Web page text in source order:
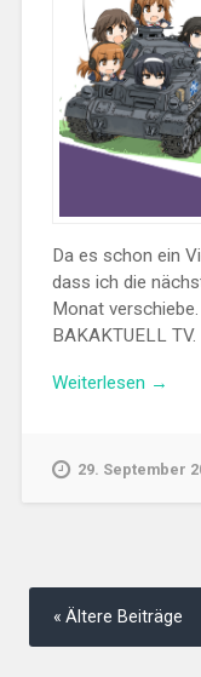
Da es schon ein
dass ich die
Monat
BAKAKTUELL TV.
Weiterlesen →
29. September
Beitragsnavigation
Ältere Beiträge